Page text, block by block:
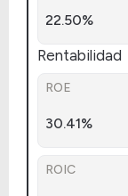
22.50%
Rentabilidad
ROE
30.41%
ROIC